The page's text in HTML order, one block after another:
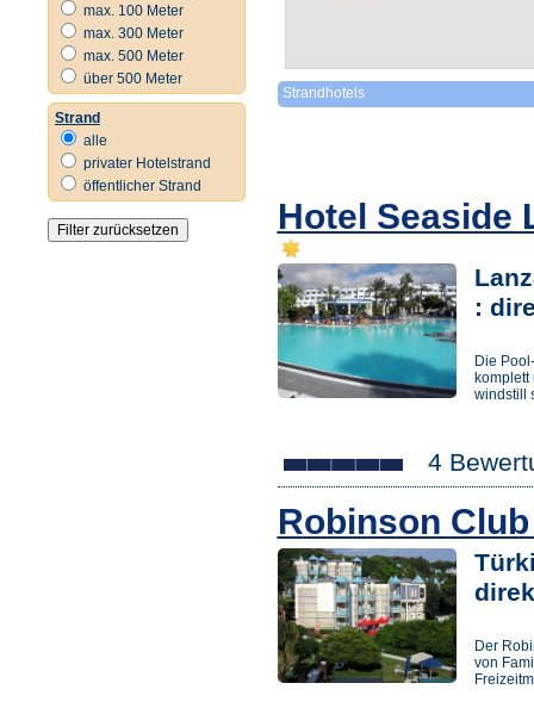
max. 100 Meter
max. 300 Meter
max. 500 Meter
über 500 Meter
Strand
alle
privater Hotelstrand
öffentlicher Strand
Strandhotels
Hotel Seaside
:
Die
windstill
4
Robinson
Der
von